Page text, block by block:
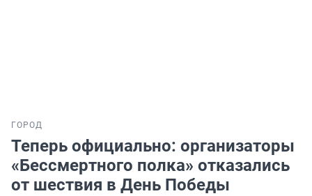
ГОРОД
Теперь официально: организаторы
«Бессмертного полка» отказались
от шествия в День Победы